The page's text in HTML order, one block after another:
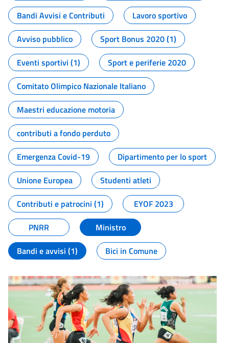
Bandi Avvisi e Contributi
Lavoro sportivo
Avviso pubblico
Sport Bonus 2020 (1)
Eventi sportivi (1)
Sport e periferie 2020
Comitato Olimpico Nazionale Italiano
Maestri educazione motoria
contributi a fondo perduto
Emergenza Covid-19
Dipartimento per lo sport
Unione Europea
Studenti atleti
Contributi e patrocini (1)
EYOF 2023
PNRR
Ministro
Bandi e avvisi (1)
Bici in Comune